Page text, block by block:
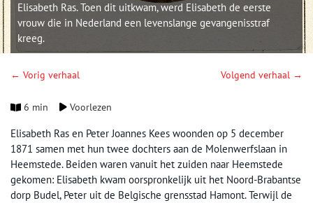
Elisabeth Ras. Toen dit uitkwam, werd Elisabeth de eerste
vrouw die in Nederland een levenslange gevangenisstraf
kreeg.
← Vorig verhaal Volgend verhaal →
6 min Voorlezen
Elisabeth Ras en Peter Joannes Kees woonden op 5 december
1871 samen met hun twee dochters aan de Molenwerfslaan in
Heemstede. Beiden waren vanuit het zuiden naar Heemstede
gekomen: Elisabeth kwam oorspronkelijk uit het Noord-Brabantse
dorp Budel, Peter uit de Belgische grensstad Hamont. Terwijl de